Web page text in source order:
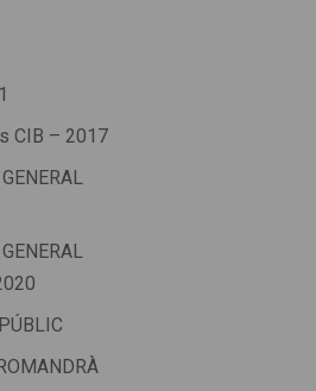
CIB – 2017